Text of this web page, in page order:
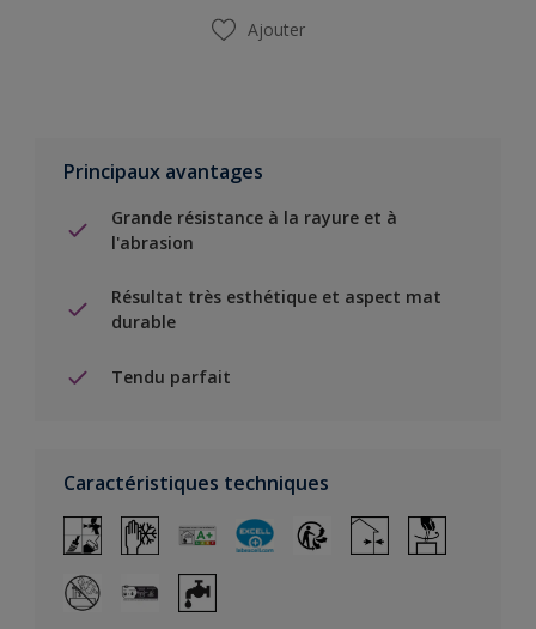
Ajouter
Principaux avantages
Grande résistance à la rayure et à
l'abrasion
Résultat très esthétique et aspect mat
durable
Tendu parfait
Caractéristiques techniques